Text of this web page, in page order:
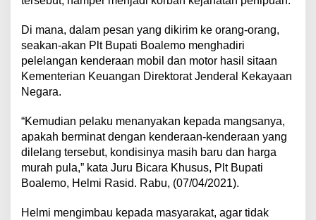
Di mana, dalam pesan yang dikirim ke orang-orang,
seakan-akan Plt Bupati Boalemo menghadiri
pelelangan kenderaan mobil dan motor hasil sitaan
Kementerian Keuangan Direktorat Jenderal Kekayaan
Negara.
“Kemudian pelaku menanyakan kepada mangsanya,
apakah berminat dengan kenderaan-kenderaan yang
dilelang tersebut, kondisinya masih baru dan harga
murah pula,” kata Juru Bicara Khusus, Plt Bupati
Boalemo, Helmi Rasid. Rabu, (07/04/2021).
Helmi mengimbau kepada masyarakat, agar tidak